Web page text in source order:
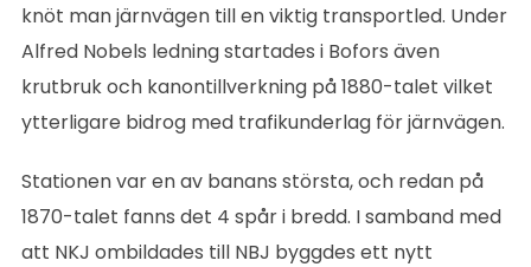
knöt man järnvägen till en viktig transportled. Under
Alfred Nobels ledning startades i Bofors även
krutbruk och kanontillverkning på 1880-talet vilket
ytterligare bidrog med trafikunderlag för järnvägen.
Stationen var en av banans största, och redan på
1870-talet fanns det 4 spår i bredd. I samband med
att NKJ ombildades till NBJ byggdes ett nytt